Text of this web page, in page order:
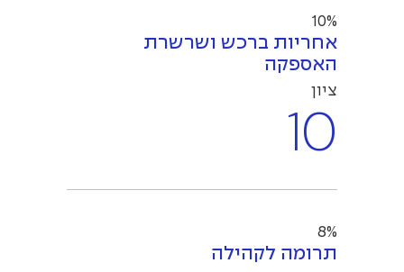
10%
אחריות ברכש ושרשרת
האספקה
ציון
10
8%
תרומה לקהילה